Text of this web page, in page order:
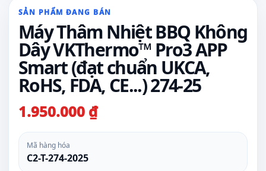
SẢN PHẨM ĐANG BÁN
Máy Thâm Nhiệt BBQ Không
Dây VKThermo™ Pro3 APP
Smart (đạt chuẩn UKCA,
RoHS, FDA, CE...) 274-25
1.950.000 ₫
Mã hàng hóa
C2-T-274-2025